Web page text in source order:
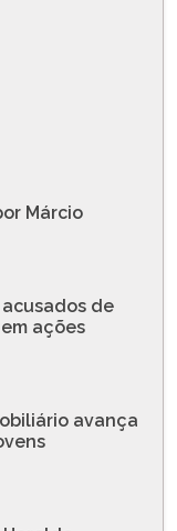
Márcio
acusados de
ações
avança